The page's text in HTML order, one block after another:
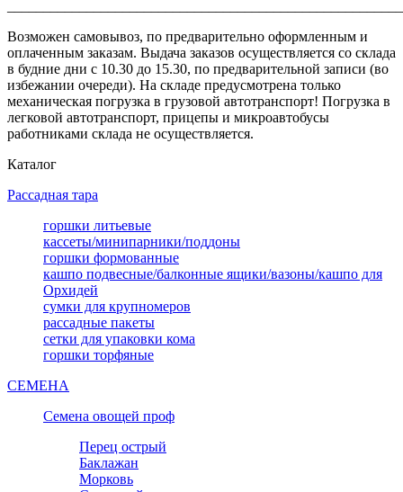
Возможен самовывоз, по предварительно оформленным и
оплаченным заказам. Выдача заказов осуществляется со склада
в будние дни с 10.30 до 15.30, по предварительной записи (во
избежании очереди). На складе предусмотрена только
механическая погрузка в грузовой автотранспорт! Погрузка в
легковой автотранспорт, прицепы и микроавтобусы
работниками склада не осуществляется.
Каталог
Рассадная тара
горшки литьевые
кассеты/минипарники/поддоны
горшки формованные
кашпо подвесные/балконные ящики/вазоны/кашпо для
Орхидей
сумки для крупномеров
рассадные пакеты
сетки для упаковки кома
горшки торфяные
СЕМЕНА
Семена овощей проф
Перец острый
Баклажан
Морковь